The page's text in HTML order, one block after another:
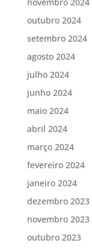
novembro 2024
outubro 2024
setembro 2024
agosto 2024
julho 2024
junho 2024
maio 2024
abril 2024
março 2024
fevereiro 2024
janeiro 2024
dezembro 2023
novembro 2023
outubro 2023